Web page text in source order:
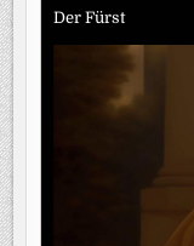
Der Fürst